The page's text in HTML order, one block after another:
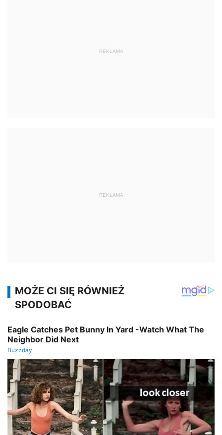
REKLAMA
REKLAMA